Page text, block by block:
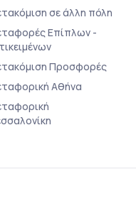
σε άλλη πόλη
Επίπλων -
Προσφορές
Αθήνα